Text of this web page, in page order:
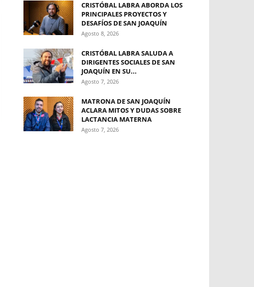
CRISTÓBAL LABRA ABORDA LOS
PRINCIPALES PROYECTOS Y
DESAFÍOS DE SAN JOAQUÍN
Agosto 8, 2026
CRISTÓBAL LABRA SALUDA A
DIRIGENTES SOCIALES DE SAN
JOAQUÍN EN SU...
Agosto 7, 2026
MATRONA DE SAN JOAQUÍN
ACLARA MITOS Y DUDAS SOBRE
LACTANCIA MATERNA
Agosto 7, 2026